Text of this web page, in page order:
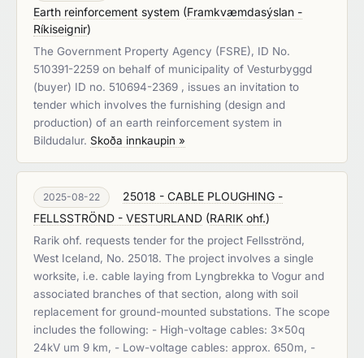
Earth reinforcement system (Framkvæmdasýslan -
Ríkiseignir)
The Government Property Agency (FSRE), ID No.
510391-2259 on behalf of municipality of Vesturbyggd
(buyer) ID no. 510694-2369 , issues an invitation to
tender which involves the furnishing (design and
production) of an earth reinforcement system in
Bildudalur. Skoða innkaupin »
2025-08-22
25018 - CABLE PLOUGHING -
FELLSSTRÖND - VESTURLAND (RARIK ohf.)
Rarik ohf. requests tender for the project Fellsströnd,
West Iceland, No. 25018. The project involves a single
worksite, i.e. cable laying from Lyngbrekka to Vogur and
associated branches of that section, along with soil
replacement for ground-mounted substations. The scope
includes the following: - High-voltage cables: 3x50q
24kV um 9 km, - Low-voltage cables: approx. 650m, -